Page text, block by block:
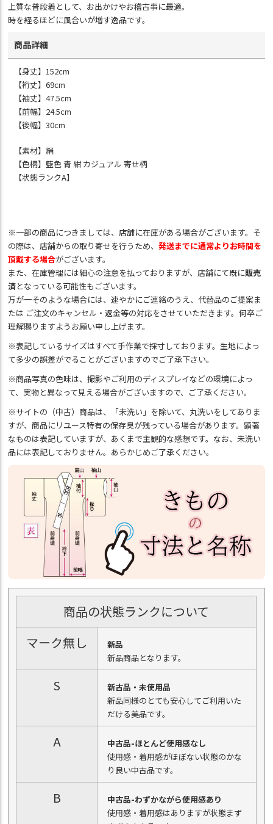
上質な普段着として、お出かけやお稽古事に最適。
時を経るほどに風合いが増す逸品です。
商品詳細
【身丈】152cm
【裄丈】69cm
【袖丈】47.5cm
【前幅】24.5cm
【後幅】30cm
【素材】絹
【色柄】藍色 青 紺 カジュアル 寄せ柄
【状態ランクA】
※一部の商品につきましては、店舗に在庫がある場合がございます。そ
の際は、店舗からの取り寄せを行うため、発送までに通常よりお時間を
頂戴する場合がございます。
また、在庫管理には細心の注意を払っておりますが、店舗にて既に販売
済となっている可能性もございます。
万が一そのような場合には、速やかにご連絡のうえ、代替品のご提案ま
たは ご注文のキャンセル・返金等の対応をさせていただきます。何卒ご
理解賜りますようお願い申し上げます。
※表記しているサイズはすべて手作業で採寸しております。生地によっ
て多少の誤差がでることがございますのでご了承下さい。
※商品写真の色味は、撮影やご利用のディスプレイなどの環境によっ
て、実物と異なって見える場合がございますので、ご了承ください。
※サイトの（中古）商品は、「未洗い」を除いて、丸洗いをしてありま
すが、商品にリユース特有の保存臭が残っている場合があります。顕著
なものは表記していますが、あくまで主観的な感想です。なお、未洗い
品には表記しておりません。あらかじめご了承ください。
商品の状態ランクについて
マーク無し
新品
新品商品となります。
S
新古品・未使用品
新品同様のとても安心してご利用いた
だける美品です。
A
中古品-ほとんど使用感なし
使用感・着用感がほぼない状態のかな
り良い中古品です。
B
中古品-わずかながら使用感あり
使用感・着用感はありますが状態まず